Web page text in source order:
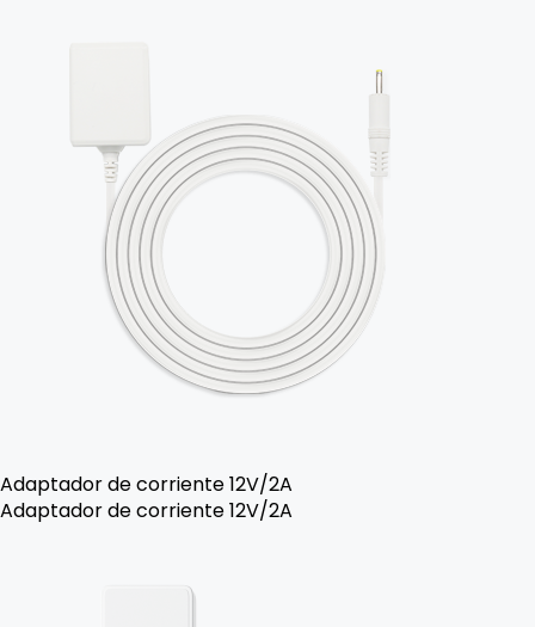
Adaptador de corriente 12V/2A
Adaptador de corriente 12V/2A